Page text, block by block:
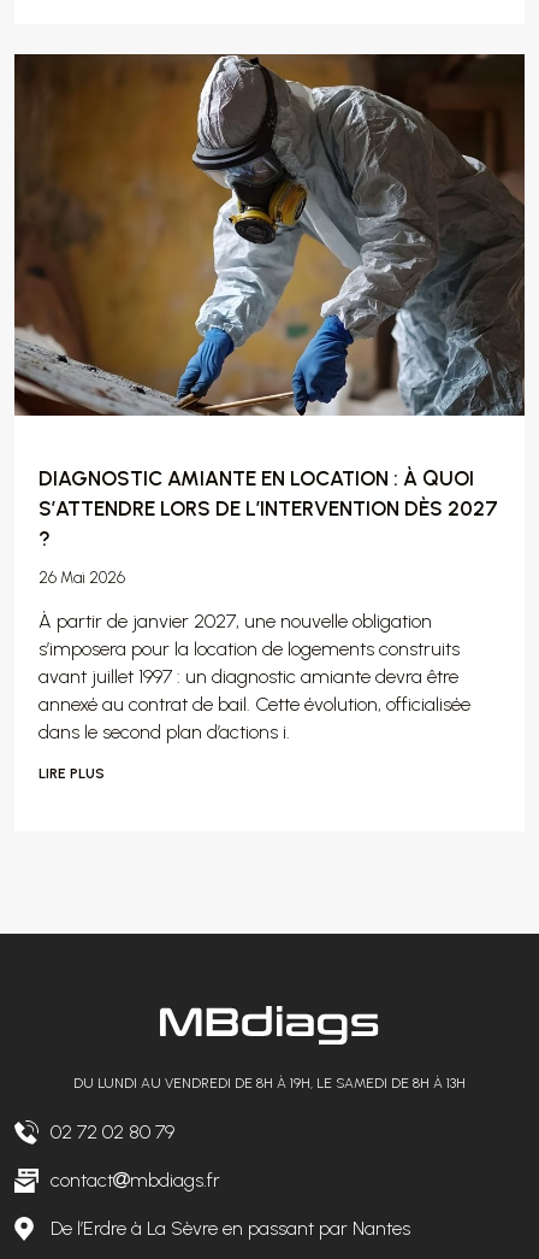
DIAGNOSTIC AMIANTE EN LOCATION : À QUOI
S’ATTENDRE LORS DE L’INTERVENTION DÈS 2027
?
26 Mai 2026
À partir de janvier 2027, une nouvelle obligation
s’imposera pour la location de logements construits
avant juillet 1997 : un diagnostic amiante devra être
annexé au contrat de bail. Cette évolution, officialisée
dans le second plan d’actions i.
LIRE PLUS
DU LUNDI AU VENDREDI DE 8H À 19H, LE SAMEDI DE 8H À 13H
02 72 02 80 79
contact mbdiags.fr
De l’Erdre à La Sèvre en passant par Nantes